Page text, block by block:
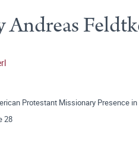
Andreas
Protestant Missionary Presence
28